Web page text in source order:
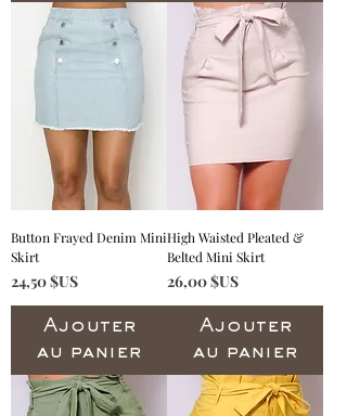
Button Frayed Denim Mini
Skirt
Prix
24,50 $US
Ajouter
au panier
High Waisted Pleated &
Belted Mini Skirt
Prix
26,00 $US
Ajouter
au panier